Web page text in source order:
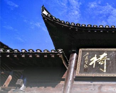
